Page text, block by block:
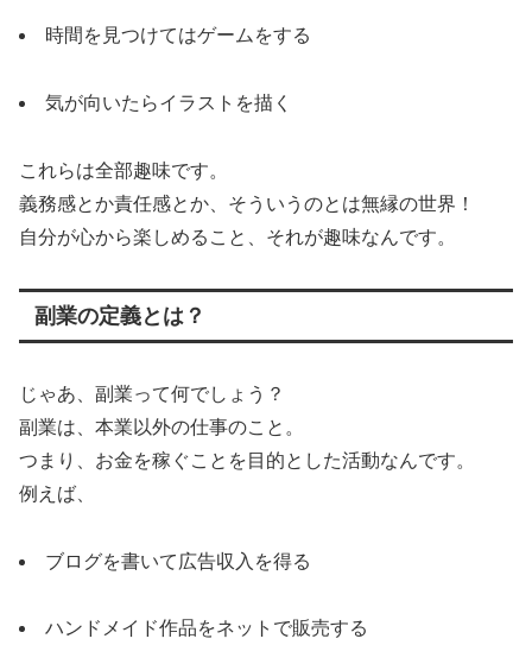
時間を見つけてはゲームをする
気が向いたらイラストを描く
これらは全部趣味です。
義務感とか責任感とか、そういうのとは無縁の世界！
自分が心から楽しめること、それが趣味なんです。
副業の定義とは？
じゃあ、副業って何でしょう？
副業は、本業以外の仕事のこと。
つまり、お金を稼ぐことを目的とした活動なんです。
例えば、
ブログを書いて広告収入を得る
ハンドメイド作品をネットで販売する